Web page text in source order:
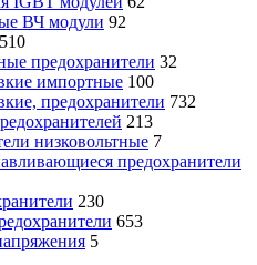
ВЧ модули 92
предохранители 32
импортные 100
предохранители 732
213
низковольтные 7
предохранители
230
653
5